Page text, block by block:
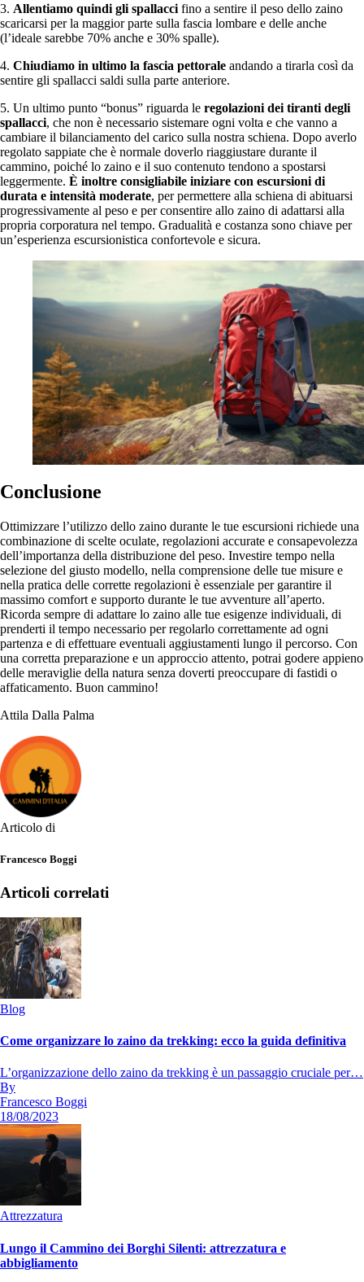
3. Allentiamo quindi gli spallacci fino a sentire il peso dello zaino
scaricarsi per la maggior parte sulla fascia lombare e delle anche
(l’ideale sarebbe 70% anche e 30% spalle).
4. Chiudiamo in ultimo la fascia pettorale andando a tirarla così da
sentire gli spallacci saldi sulla parte anteriore.
5. Un ultimo punto “bonus” riguarda le regolazioni dei tiranti degli
spallacci, che non è necessario sistemare ogni volta e che vanno a
cambiare il bilanciamento del carico sulla nostra schiena. Dopo averlo
regolato sappiate che è normale doverlo riaggiustare durante il
cammino, poiché lo zaino e il suo contenuto tendono a spostarsi
leggermente. È inoltre consigliabile iniziare con escursioni di
durata e intensità moderate, per permettere alla schiena di abituarsi
progressivamente al peso e per consentire allo zaino di adattarsi alla
propria corporatura nel tempo. Gradualità e costanza sono chiave per
un’esperienza escursionistica confortevole e sicura.
Conclusione
Ottimizzare l’utilizzo dello zaino durante le tue escursioni richiede una
combinazione di scelte oculate, regolazioni accurate e consapevolezza
dell’importanza della distribuzione del peso. Investire tempo nella
selezione del giusto modello, nella comprensione delle tue misure e
nella pratica delle corrette regolazioni è essenziale per garantire il
massimo comfort e supporto durante le tue avventure all’aperto.
Ricorda sempre di adattare lo zaino alle tue esigenze individuali, di
prenderti il tempo necessario per regolarlo correttamente ad ogni
partenza e di effettuare eventuali aggiustamenti lungo il percorso. Con
una corretta preparazione e un approccio attento, potrai godere appieno
delle meraviglie della natura senza doverti preoccupare di fastidi o
affaticamento. Buon cammino!
Attila Dalla Palma
Articolo di
Francesco Boggi
Articoli correlati
Blog
Come organizzare lo zaino da trekking: ecco la guida definitiva
L’organizzazione dello zaino da trekking è un passaggio cruciale per…
By
Francesco Boggi
18/08/2023
Attrezzatura
Lungo il Cammino dei Borghi Silenti: attrezzatura e
abbigliamento